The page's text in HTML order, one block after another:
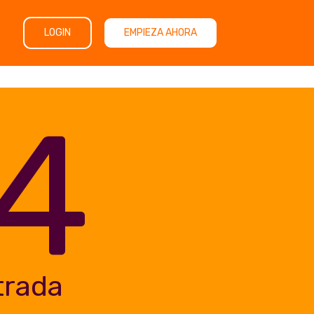
LOGIN EMPIEZA AHORA